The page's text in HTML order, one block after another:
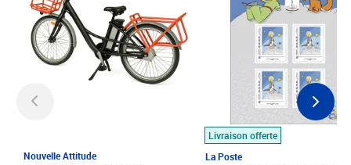
Nouvelle Attitude
Livraison offerte
La Poste